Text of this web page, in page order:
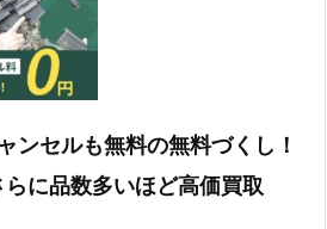
ンセルも無料の無料づくし！
に品数多いほど高価買取